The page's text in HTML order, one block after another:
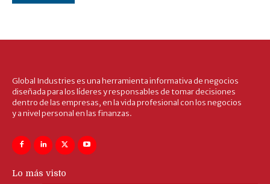
Global Industries es una herramienta informativa de negocios
diseñada para los líderes y responsables de tomar decisiones
dentro de las empresas, en la vida profesional con los negocios
y a nivel personal en las finanzas.
Lo más visto